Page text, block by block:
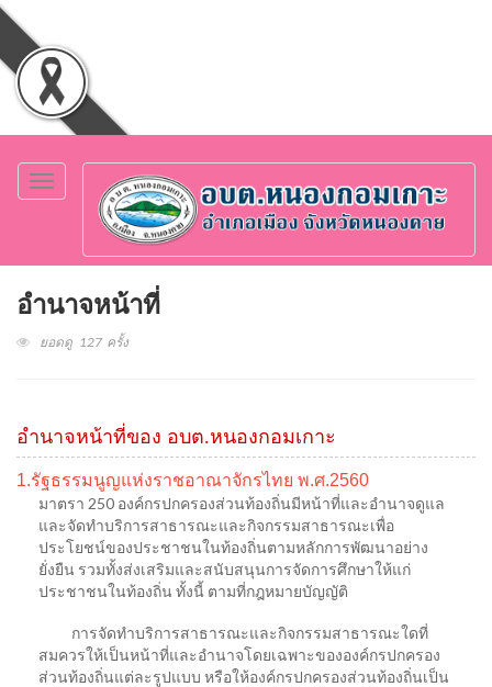
Toggle
navigation
อำนาจหน้าที่
ยอดดู 127 ครั้ง
อำนาจหน้าที่ของ อบต.หนองกอมเกาะ
1.รัฐธรรมนูญแห่งราชอาณาจักรไทย พ.ศ.2560
มาตรา 250 องค์กรปกครองส่วนท้องถิ่นมีหน้าที่และอํานาจดูแล
และจัดทําบริการสาธารณะและกิจกรรมสาธารณะเพื่อ
ประโยชน์ของประชาชนในท้องถิ่นตามหลักการพัฒนาอย่าง
ยั่งยืน รวมทั้งส่งเสริมและสนับสนุนการจัดการศึกษาให้แก่
ประชาชนในท้องถิ่น ทั้งนี้ ตามที่กฎหมายบัญญัติ
การจัดทําบริการสาธารณะและกิจกรรมสาธารณะใดที่
สมควรให้เป็นหน้าที่และอํานาจโดยเฉพาะขององค์กรปกครอง
ส่วนท้องถิ่นแต่ละรูปแบบ หรือให้องค์กรปกครองส่วนท้องถิ่นเป็น